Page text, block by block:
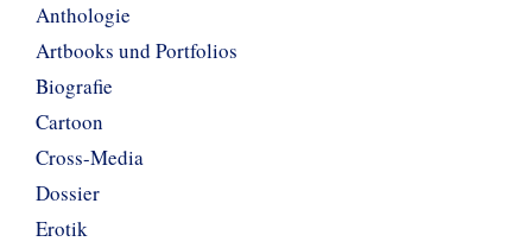
Anthologie
Artbooks und Portfolios
Biografie
Cartoon
Cross-Media
Dossier
Erotik